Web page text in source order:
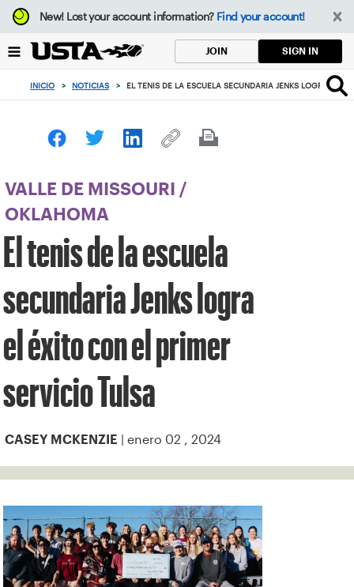
Enfoque
desde
botón
volver
principio
New!Lost your account information? Find your account!
JOIN SIGN IN
INICIO > NOTICIAS > EL TENIS DE LA ESCUELA SECUNDARIA JENKS LOGRA EL
VALLE DE MISSOURI
/
OKLAHOMA
El tenis de la escuela
secundaria Jenks logra
el éxito con el primer
servicio Tulsa
CASEY MCKENZIE | enero 02 , 2024